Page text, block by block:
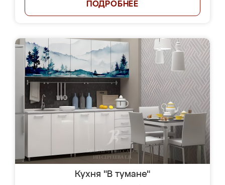
ПОДРОБНЕЕ
Кухня "В тумане"